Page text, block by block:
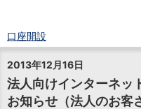
口座開設
ログイン
チャット
メニュー
商品・サービス
2013年12月16日
法人向けインターネッ
お知らせ（法人のお客